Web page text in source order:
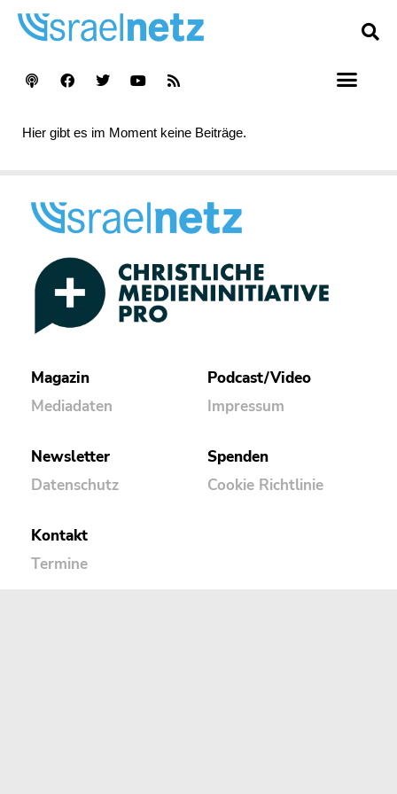
Hier gibt es im Moment keine Beiträge.
Magazin
Mediadaten
Podcast/Video
Impressum
Newsletter
Datenschutz
Spenden
Cookie Richtlinie
Kontakt
Termine